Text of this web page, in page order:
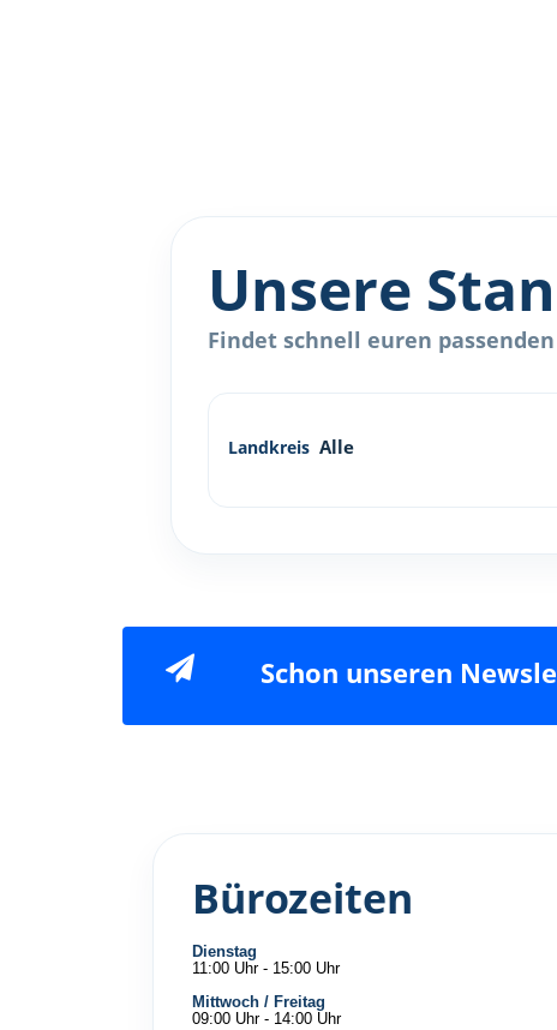
Unsere
Findet schnell euren
Landkreis
Schon unseren
Bürozeiten
Dienstag
11:00 Uhr - 15:00 Uhr
Mittwoch / Freitag
09:00 Uhr - 14:00 Uhr